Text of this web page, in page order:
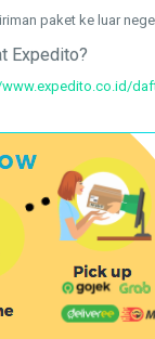
paket ke luar
Expedito?